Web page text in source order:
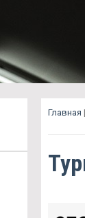
Главная